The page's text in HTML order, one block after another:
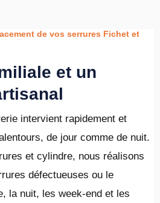
de vos serrures Fichet et
et un
intervient rapidement et
de jour comme de nuit.
et cylindre, nous réalisons
défectueuses ou le
la nuit, les week-end et les